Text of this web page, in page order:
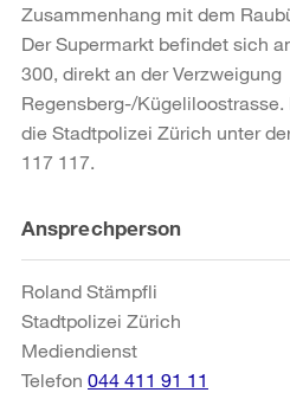
Zusammenhang mit dem
Der Supermarkt befindet sich
300, direkt an der Verzweigung
Regensberg-/
die Stadtpolizei Zürich unter
117 117.
Weitere
Informationen
Ansprechperson
Roland Stämpfli
Stadtpolizei Zürich
Mediendienst
Telefon 044 411 91 11